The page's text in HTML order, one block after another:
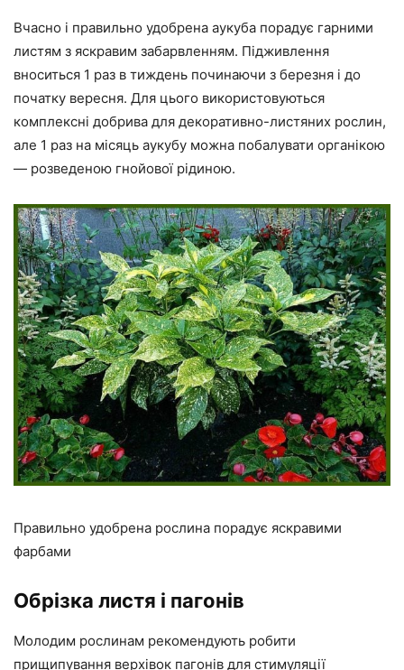
Вчасно і правильно удобрена аукуба порадує гарними
листям з яскравим забарвленням. Підживлення
вноситься 1 раз в тиждень починаючи з березня і до
початку вересня. Для цього використовуються
комплексні добрива для декоративно-листяних рослин,
але 1 раз на місяць аукубу можна побалувати органікою
— розведеною гнойової рідиною.
Правильно удобрена рослина порадує яскравими
фарбами
Обрізка листя і пагонів
Молодим рослинам рекомендують робити
прищипування верхівок пагонів для стимуляції